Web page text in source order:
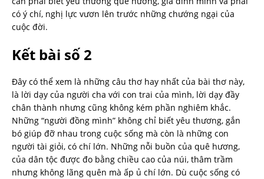
có ý chí, nghị lực vươn lên trước những chướng ngại của
cuộc đời.
Kết bài số 2
Đây có thể xem là những câu thơ hay nhất của bài thơ này,
là lời dạy của người cha với con trai của mình, lời dạy đầy
chân thành nhưng cũng không kém phần nghiêm khắc.
Những “người đồng mình” không chỉ biết yêu thương, gắn
bó giúp đỡ nhau trong cuộc sống mà còn là những con
người tài giỏi, có chí lớn. Những nỗi buồn của quê hương,
của dân tộc được đo bằng chiều cao của núi, thâm trầm
nhưng không lãng quên mà ấp ủ chí lớn. Dù cuộc sống có